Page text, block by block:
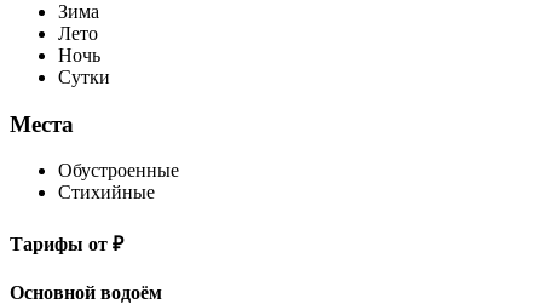
Зима
Лето
Ночь
Сутки
Места
Обустроенные
Стихийные
Тарифы от ₽
Основной водоём